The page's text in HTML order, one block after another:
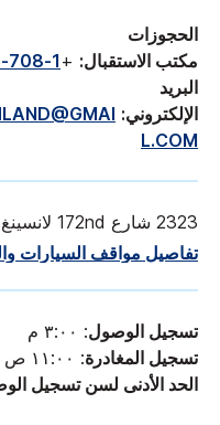
الحجوزات
مكتب الاستقبال: +
1-708-4181188
البريد
الإلكتروني:
L.COM
2323 شارع 172nd لانسينغ، إلينوي 60438 الولايات المتحدة
تفاصيل مواقف السيارات
تسجيل الوصول: ٣:٠٠ م
تسجيل المغادرة: ١١:٠٠ ص
الحد الأدنى لسن تسجيل